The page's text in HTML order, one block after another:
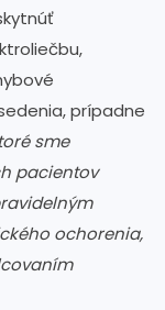
prípadne
sme
pacientov
ochorenia,